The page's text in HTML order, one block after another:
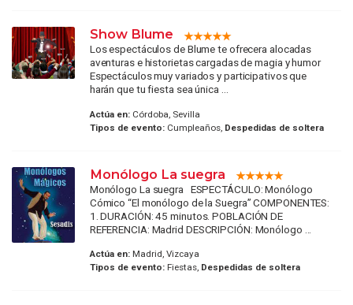
Show Blume
Los espectáculos de Blume te ofrecera alocadas
aventuras e historietas cargadas de magia y humor
Espectáculos muy variados y participativos que
harán que tu fiesta sea única ...
Actúa en:Córdoba, Sevilla
Tipos de evento:Cumpleaños, Despedidas de soltera
Monólogo La suegra
Monólogo La suegra ESPECTÁCULO: Monólogo
Cómico “El monólogo de la Suegra” COMPONENTES:
1. DURACIÓN: 45 minutos. POBLACIÓN DE
REFERENCIA: Madrid DESCRIPCIÓN: Monólogo ...
Actúa en:Madrid, Vizcaya
Tipos de evento:Fiestas, Despedidas de soltera